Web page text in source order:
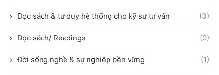
Đọc sách & tư duy hệ thống cho kỹ sư tư vấn (3)
Đọc sách/ Readings (9)
Đời sống nghề & sự nghiệp bền vững (1)